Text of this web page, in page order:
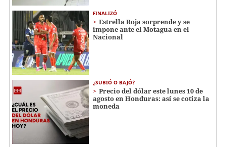
FINALIZÓ
Estrella Roja sorprende y se
impone ante el Motagua en el
Nacional
¿SUBIÓ O BAJÓ?
Precio del dólar este lunes 10 de
agosto en Honduras: así se cotiza la
moneda